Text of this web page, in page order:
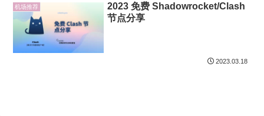
机场推荐
2023 免费 Shadowrocket/Clash
节点分享
2023.03.18